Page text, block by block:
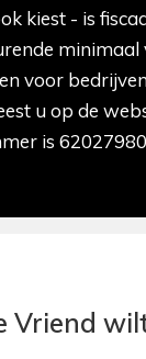
kiest - is
minimaal
voor
u op de
is
Vriend